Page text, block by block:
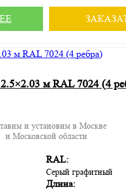
м RAL 7024 (4
и установим в Москве
и Московской области
RAL:
Серый графитный
Длина: